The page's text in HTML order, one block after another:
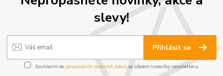
slevy!
Přihlásit se
Souhlasím se zpracováním osobních údajůza účelem rozesílky newsletteru.